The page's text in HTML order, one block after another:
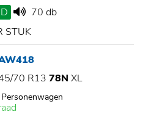
D
70 db
STUK
70 R13 78N XL